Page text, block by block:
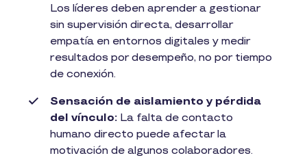
Los líderes deben aprender a gestionar
sin supervisión directa, desarrollar
empatía en entornos digitales y medir
resultados por desempeño, no por tiempo
de conexión.
Sensación de aislamiento y pérdida
del vínculo: La falta de contacto
humano directo puede afectar la
motivación de algunos colaboradores.